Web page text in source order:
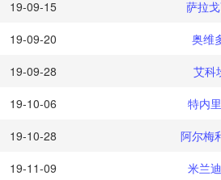
19-09-15
萨拉
19-09-20
奥维
19-09-28
艾科
19-10-06
特内
19-10-28
阿尔梅
19-11-09
米兰